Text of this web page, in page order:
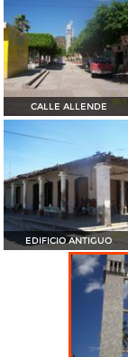
CALLE ALLENDE
EDIFICIO ANTIGUO